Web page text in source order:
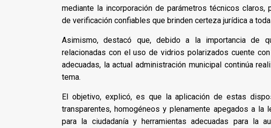
mediante la incorporación de parámetros técnicos
de verificación confiables que brinden certeza jurídica a
Asimismo, destacó que, debido a la importancia de
relacionadas con el uso de vidrios polarizados cuente
adecuadas, la actual administración municipal continúa
tema.
El objetivo, explicó, es que la aplicación de estas
transparentes, homogéneos y plenamente apegados a la
para la ciudadanía y herramientas adecuadas para la